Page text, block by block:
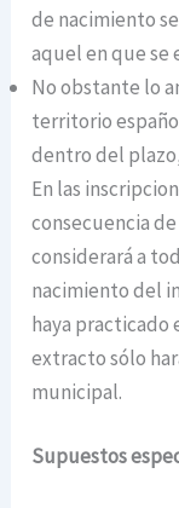
de nacimiento
aquel en que se
No obstante lo
territorio
dentro del
En las
consecuencia
considerará a
nacimiento del
haya practicado
extracto sólo
municipal.
Supuestos